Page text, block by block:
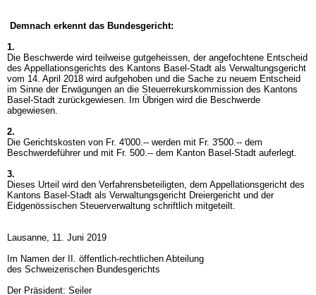
Demnach erkennt das Bundesgericht:
1.
Die Beschwerde wird teilweise gutgeheissen, der angefochtene Entscheid
des Appellationsgerichts des Kantons Basel-Stadt als Verwaltungsgericht
vom 14. April 2018 wird aufgehoben und die Sache zu neuem Entscheid
im Sinne der Erwägungen an die Steuerrekurskommission des Kantons
Basel-Stadt zurückgewiesen. Im Übrigen wird die Beschwerde
abgewiesen.
2.
Die Gerichtskosten von Fr. 4'000.-- werden mit Fr. 3'500.-- dem
Beschwerdeführer und mit Fr. 500.-- dem Kanton Basel-Stadt auferlegt.
3.
Dieses Urteil wird den Verfahrensbeteiligten, dem Appellationsgericht des
Kantons Basel-Stadt als Verwaltungsgericht Dreiergericht und der
Eidgenössischen Steuerverwaltung schriftlich mitgeteilt.
Lausanne, 11. Juni 2019
Im Namen der II. öffentlich-rechtlichen Abteilung
des Schweizerischen Bundesgerichts
Der Präsident: Seiler